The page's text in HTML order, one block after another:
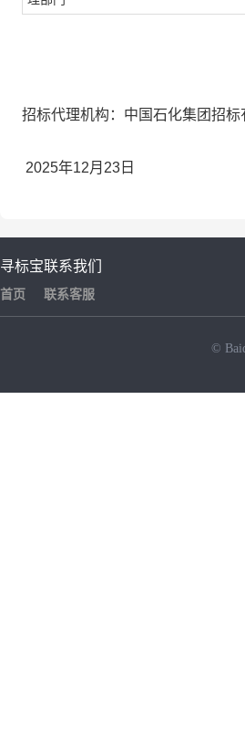
招标代理机构：中国石化集团招标
2025年12月23日
寻标宝
首页
联系我们
联系客服
©